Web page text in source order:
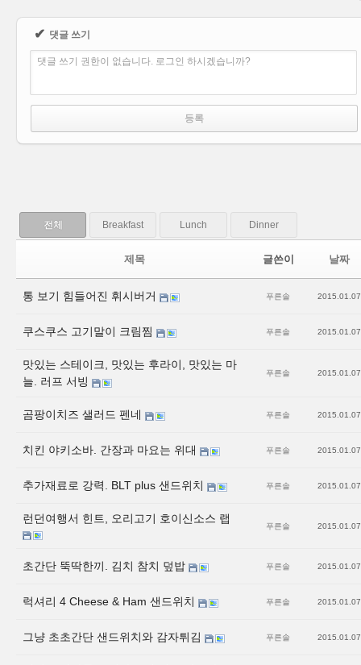
✔ 댓글 쓰기
댓글 쓰기 권한이 없습니다. 로그인 하시겠습니까?
전체 Breakfast Lunch Dinner
제목 글쓴이 날짜
통 보기 힘들어진 휘시버거 푸른솔 2015.01.07
쿠스쿠스 고기말이 크림찜 푸른솔 2015.01.07
맛있는 스테이크, 맛있는 후라이, 맛있는 마
늘. 러프 서빙
푸른솔 2015.01.07
곰팡이치즈 샐러드 펜네 푸른솔 2015.01.07
치킨 야키소바. 간장과 마요는 위대 푸른솔 2015.01.07
추가재료로 강력. BLT plus 샌드위치 푸른솔 2015.01.07
런던여행서 힌트, 오리고기 호이신소스 랩
푸른솔 2015.01.07
초간단 뚝딱한끼. 김치 참치 덮밥 푸른솔 2015.01.07
럭셔리 4 Cheese & Ham 샌드위치 푸른솔 2015.01.07
그냥 초초간단 샌드위치와 감자튀김 푸른솔 2015.01.07